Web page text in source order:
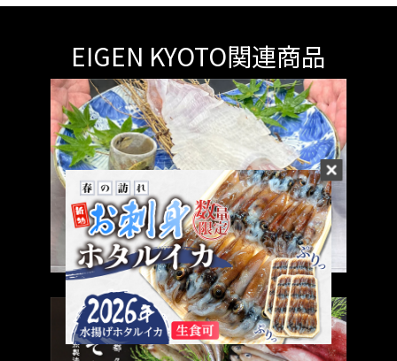
EIGEN KYOTO関連商品
白イカの姿造り